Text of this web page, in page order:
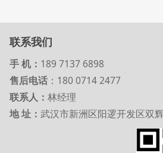
联系我们
手 机： 189 7137 6898
售后电话：180 0714 2477
联系人： 林经理
地 址： 武汉市新洲区阳逻开发区双